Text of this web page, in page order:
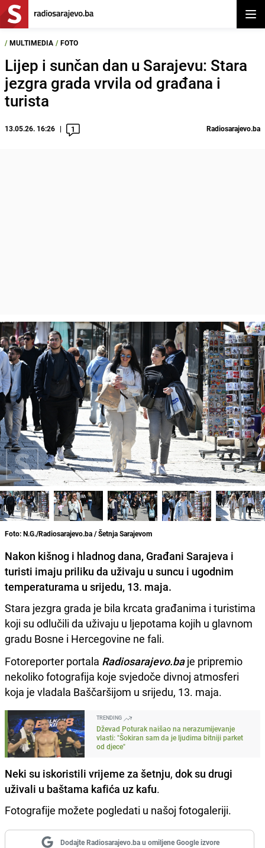
/ MULTIMEDIA / FOTO
Lijep i sunčan dan u Sarajevu: Stara
jezgra grada vrvila od građana i
turista
13.05.26. 16:26 1 Radiosarajevo.ba
Foto: N.G./Radiosarajevo.ba / Šetnja Sarajevom
Nakon kišnog i hladnog dana, Građani Sarajeva i
turisti imaju priliku da uživaju u suncu i ugodnim
temperaturama u srijedu, 13. maja.
Stara jezgra grada je bila krcata građanima i turistima
koji su odlučili da uživaju u ljepotama kojih u glavnom
gradu Bosne i Hercegovine ne fali.
Fotoreporter portala Radiosarajevo.baje pripremio
nekoliko fotografija koje svjedoče divnoj atmosferi
koja je vladala Baščaršijom u srijedu, 13. maja.
TRENDING
Dževad Poturak naišao na nerazumijevanje
vlasti: "Šokiran sam da je ljudima bitniji parket
od djece"
Neki su iskoristili vrijeme za šetnju, dok su drugi
uživali u baštama kafića uz kafu.
Fotografije možete pogledati u našoj fotogaleriji.
Dodajte Radiosarajevo.ba u omiljene Google izvore